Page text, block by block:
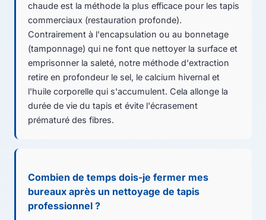
chaude est la méthode la plus efficace pour les tapis
commerciaux (restauration profonde).
Contrairement à l'encapsulation ou au bonnetage
(tamponnage) qui ne font que nettoyer la surface et
emprisonner la saleté, notre méthode d'extraction
retire en profondeur le sel, le calcium hivernal et
l'huile corporelle qui s'accumulent. Cela allonge la
durée de vie du tapis et évite l'écrasement
prématuré des fibres.
Combien de temps dois-je fermer mes
bureaux après un nettoyage de tapis
professionnel ?